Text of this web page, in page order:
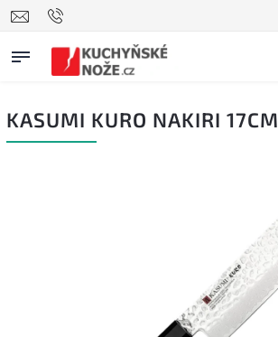
KASUMI KURO NAKIRI 17CM